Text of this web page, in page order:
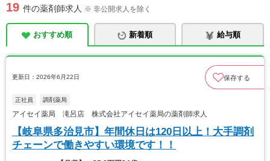
19 件の薬剤師求人 ※ 非公開求人を除く
おすすめ順 新着順 給与順
更新日：2026年6月22日 保存する
正社員 調剤薬局
アイセイ薬局 滝呂店 株式会社アイセイ薬局の薬剤師求人
【岐阜県多治見市】年間休日は120日以上！大手調剤
チェーンで働きやすい環境です！！